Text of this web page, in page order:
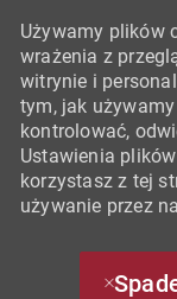
Używamy plików
wrażenia z
witrynie i
tym, jak
kontrolować,
Ustawienia
korzystasz z tej
używanie przez